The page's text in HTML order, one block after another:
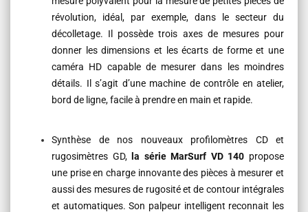
révolution, idéal, par exemple, dans le secteur du
décolletage. Il possède trois axes de mesures pour
donner les dimensions et les écarts de forme et une
caméra HD capable de mesurer dans les moindres
détails. Il s’agit d’une machine de contrôle en atelier,
bord de ligne, facile à prendre en main et rapide.
Synthèse de nos nouveaux profilomètres CD et
rugosimètres GD,
la série MarSurf VD 140 propose
une prise en charge innovante des pièces à mesurer et
aussi des mesures de rugosité et de contour intégrales
et automatiques. Son palpeur intelligent reconnait les